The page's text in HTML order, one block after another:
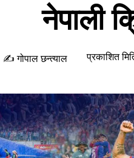
नेपाली
✍ गोपाल छन्त्याल प्रकाशित